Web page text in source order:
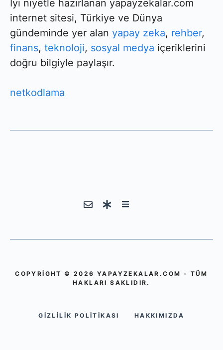
İyi niyetle hazırlanan yapayzekalar.com
internet sitesi, Türkiye ve Dünya
gündeminde yer alan yapay zeka, rehber,
finans, teknoloji, sosyal medya içeriklerini
doğru bilgiyle paylaşır.
netkodlama
COPYRIGHT © 2026 YAPAYZEKALAR.COM - TÜM
HAKLARI SAKLIDIR.
GIZLILIK POLITIKASI HAKKIMIZDA